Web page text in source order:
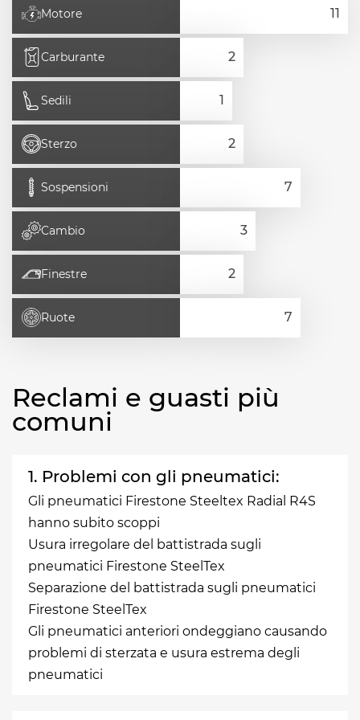
Motore
Carburante
Sedili
Sterzo
Sospensioni
Cambio
Finestre
Ruote
Reclami e guasti più
comuni
1. Problemi con gli pneumatici:
Gli pneumatici Firestone Steeltex Radial R4S
hanno subito scoppi
Usura irregolare del battistrada sugli
pneumatici Firestone SteelTex
Separazione del battistrada sugli pneumatici
Firestone SteelTex
Gli pneumatici anteriori ondeggiano causando
problemi di sterzata e usura estrema degli
pneumatici